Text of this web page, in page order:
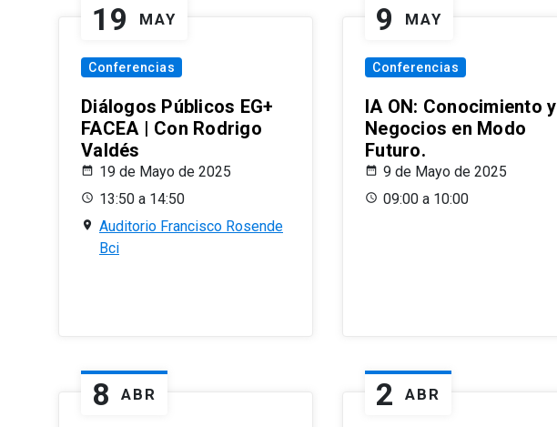
19 MAY
Conferencias
Diálogos Públicos EG+
FACEA | Con Rodrigo
Valdés
19 de Mayo de 2025
13:50 a 14:50
Auditorio Francisco Rosende
Bci
9 MAY
Conferencias
IA ON: Conocimiento y
Negocios en Modo
Futuro.
9 de Mayo de 2025
09:00 a 10:00
8 ABR 2 ABR